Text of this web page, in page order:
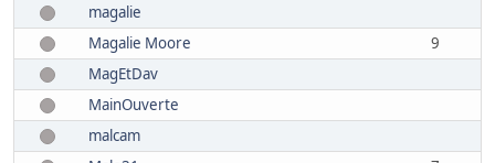
magalie
Magalie Moore
9
MagEtDav
MainOuverte
malcam